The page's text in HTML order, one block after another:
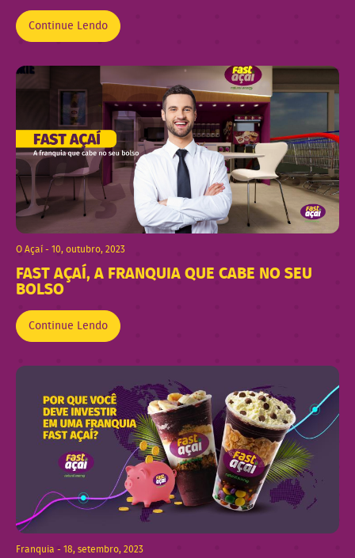
Continue Lendo
O Açaí - 10, outubro, 2023
FAST AÇAÍ, A FRANQUIA QUE CABE NO SEU
BOLSO
Continue Lendo
Franquia - 18, setembro, 2023